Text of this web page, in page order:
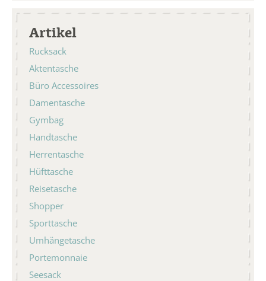
Artikel
Rucksack
Aktentasche
Büro Accessoires
Damentasche
Gymbag
Handtasche
Herrentasche
Hüfttasche
Reisetasche
Shopper
Sporttasche
Umhängetasche
Portemonnaie
Seesack